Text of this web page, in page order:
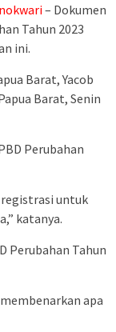
– Dokumen
Tahun 2023
ini.
Barat, Yacob
Barat, Senin
Perubahan
registrasi untuk
katanya.
Perubahan Tahun
apa